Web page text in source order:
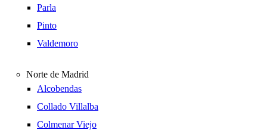
Parla
Pinto
Valdemoro
Norte de Madrid
Alcobendas
Collado Villalba
Colmenar Viejo